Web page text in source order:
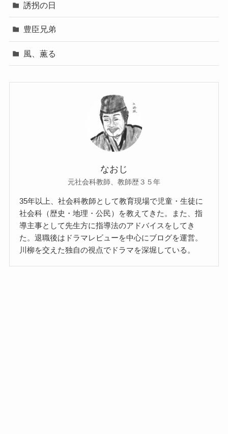
誘拐の日
豊臣兄弟
風、薫る
なおじ
元社会科教師、教師歴３５年
35年以上、社会科教師として教育現場で児童・生徒に
社会科（歴史・地理・公民）を教えてきた。また、指
導主事として先生方に指導法のアドバイスをしてき
た。退職後はドラマレビューを中心にブログを運営。
川柳を交えた独自の視点でドラマを深堀している。